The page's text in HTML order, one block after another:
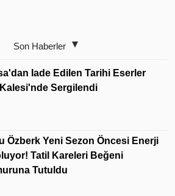
Son Haberler
Iade Edilen Tarihi Eserler
Sergilendi
Özberk Yeni Sezon Öncesi Enerji
Tatil Kareleri Beğeni
Tutuldu